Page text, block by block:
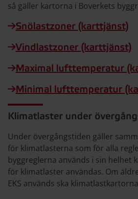
så gäller kartorna i Boverkets
Snölastzoner (karttjänst)
Vindlastzoner (karttjänst)
Maximal lufttemperatur
Minimal lufttemperatur
Klimatlaster under
Under övergångstiden gäller
för klimatlasterna som för alla
byggreglerna används i sin helhet
för klimatlaster användas. Om
EKS används ska